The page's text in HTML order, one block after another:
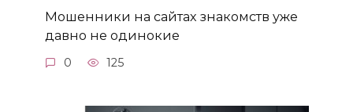
Мошенники на сайтах знакомств уже
давно не одинокие
0 125